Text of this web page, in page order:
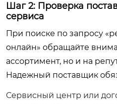
Шаг 2: Проверка
сервиса
При поиске по запросу
онлайн» обращайте
ассортимент, но и на
Надежный поставщик
Сервисный центр или